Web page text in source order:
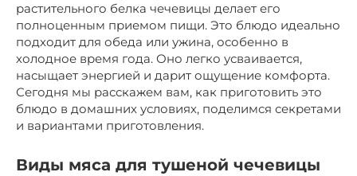
растительного белка чечевицы делает его
полноценным приемом пищи. Это блюдо идеально
подходит для обеда или ужина, особенно в
холодное время года. Оно легко усваивается,
насыщает энергией и дарит ощущение комфорта.
Сегодня мы расскажем вам, как приготовить это
блюдо в домашних условиях, поделимся секретами
и вариантами приготовления.
Виды мяса для тушеной чечевицы